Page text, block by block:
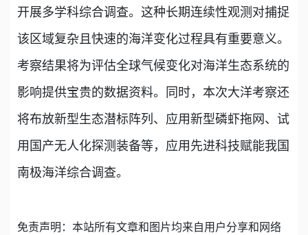
开展多学科综合调查。这种长期连续性观测对捕捉
该区域复杂且快速的海洋变化过程具有重要意义。
考察结果将为评估全球气候变化对海洋生态系统的
影响提供宝贵的数据资料。同时，本次大洋考察还
将布放新型生态潜标阵列、应用新型磷虾拖网、试
用国产无人化探测装备等，应用先进科技赋能我国
南极海洋综合调查。
免责声明：本站所有文章和图片均来自用户分享和网络